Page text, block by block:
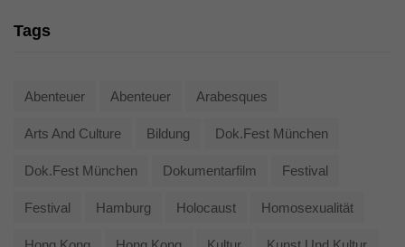
Tags
Abenteuer Abenteuer Arabesques
Arts And Culture Bildung Dok.fest München
Dok.fest München Dokumentarfilm Festival
Festival Hamburg Holocaust Homosexualität